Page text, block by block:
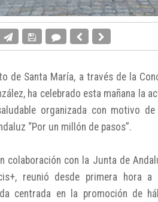
de Santa María, a través de la
ha celebrado esta mañana la
organizada con motivo
“Por un millón de pasos”.
colaboración con la Junta de
reunió desde primera hora
centrada en la promoción de